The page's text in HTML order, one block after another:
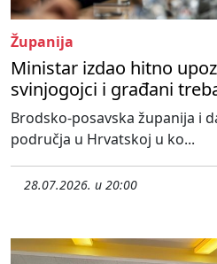
Županija
Ministar izdao hitno
svinjogojci i građani
Brodsko-posavska županija i
područja u Hrvatskoj u ko...
28.07.2026. u 20:00